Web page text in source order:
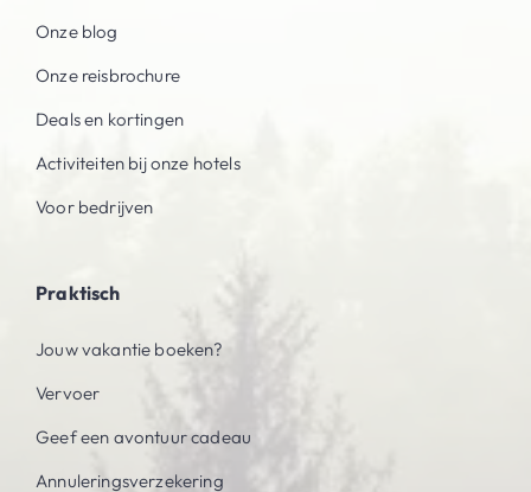
Onze blog
Onze reisbrochure
Deals en kortingen
Activiteiten bij onze hotels
Voor bedrijven
Praktisch
Jouw vakantie boeken?
Vervoer
Geef een avontuur cadeau
Annuleringsverzekering